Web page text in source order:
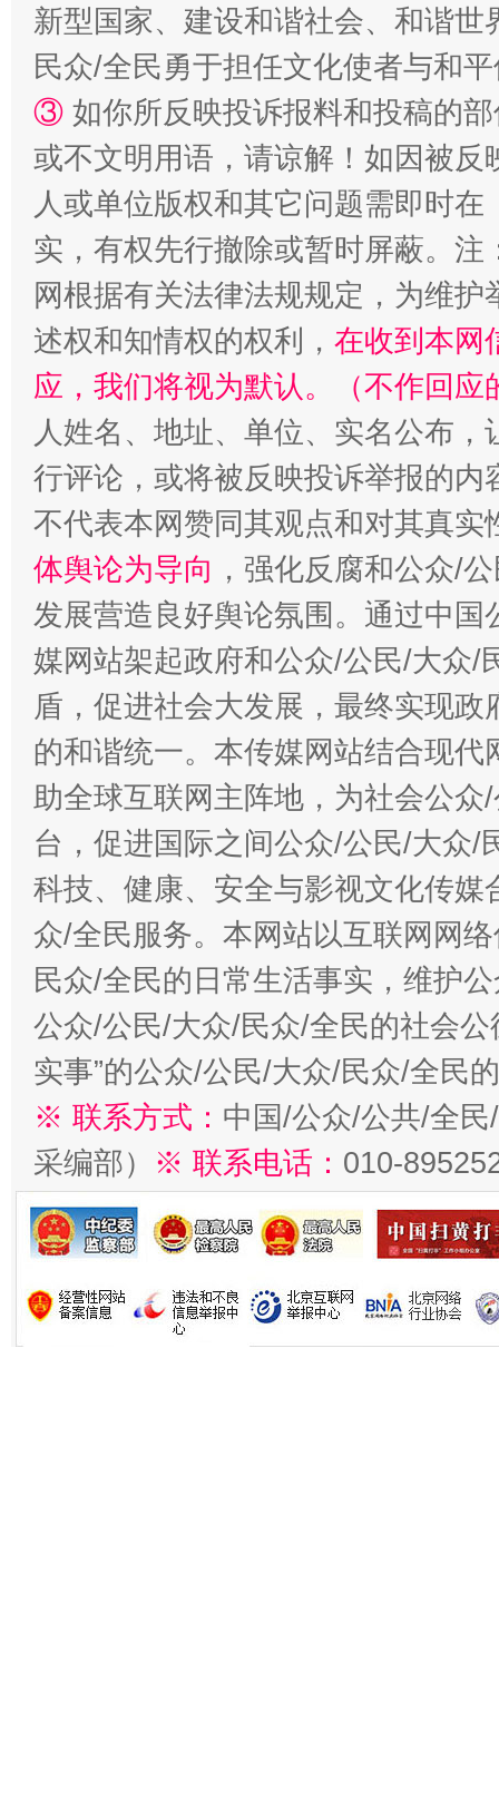
漫山遍野的桃花与雪山、麦地、白藏房 除
招工难、用工荒背后
新型国家、建设和谐社会、和谐
民众/全民勇于担任文化使者与和
③ 如你所反映投诉报料和投稿的
或不文明用语，请谅解！如因被
人或单位版权和其它问题需即时在
实，有权先行撤除或暂时屏蔽。
网根据有关法律法规规定，为维
述权和知情权的权利， 在收到本网
应，我们将视为默认。（不作回应
人姓名、地址、单位、实名公布
行评论，或将被反映投诉举报的
不代表本网赞同其观点和对其真实
体舆论为导向 ，强化反腐和公众/
发展营造良好舆论氛围。通过中
媒网站架起政府和公众/公民/大众/
盾，促进社会大发展，最终实现
的和谐统一。本传媒网站结合现
助全球互联网主阵地，为社会公
台，促进国际之间公众/公民/大众/
科技、健康、安全与影视文化传
众/全民服务。本网站以互联网网
民众/全民的日常生活事实，维护
公众/公民/大众/民众/全民的社会公
实事”的公众/公民/大众/民众/全民
※ 联系方式： 中国/公众/公共/全
采编部） ※ 联系电话： 010-